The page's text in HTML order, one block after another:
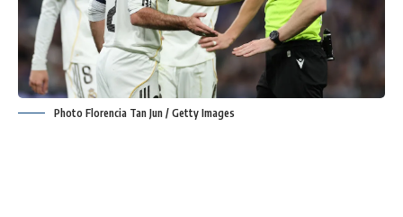
Photo Florencia Tan Jun / Getty Images